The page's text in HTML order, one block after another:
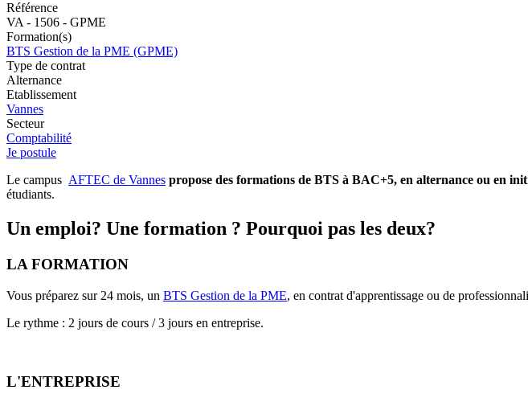
Référence
VA - 1506 - GPME
Formation(s)
BTS Gestion de la PME (GPME)
Type de contrat
Alternance
Etablissement
Vannes
Secteur
Comptabilité
Je postule
Le campus AFTEC de Vannes propose des formations de BTS à BAC+5, en alternance ou en
étudiants.
Un emploi? Une formation ? Pourquoi pas les deux?
LA FORMATION
Vous préparez sur 24 mois, un BTS Gestion de la PME, en contrat d'apprentissage ou de
Le rythme : 2 jours de cours / 3 jours en entreprise.
L'ENTREPRISE